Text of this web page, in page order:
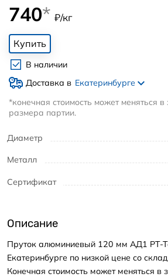
Диаметр
Металл
Сертификат
740* ₽/кг
Купить
В наличии
Доставка в Екатеринбурге
*конечная стоимость может меняться в
размера партии.
Описание
Пруток алюминиевый 120 мм АД1 РТ-
Екатеринбурге по низкой цене со
Конечная стоимость может меняться в